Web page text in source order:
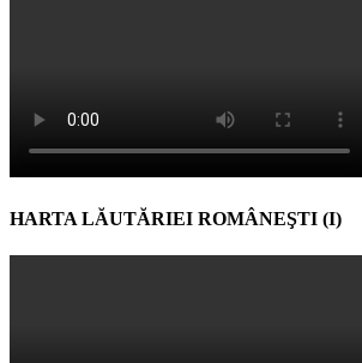
HARTA LĂUTĂRIEI ROMÂNEŞTI (I)